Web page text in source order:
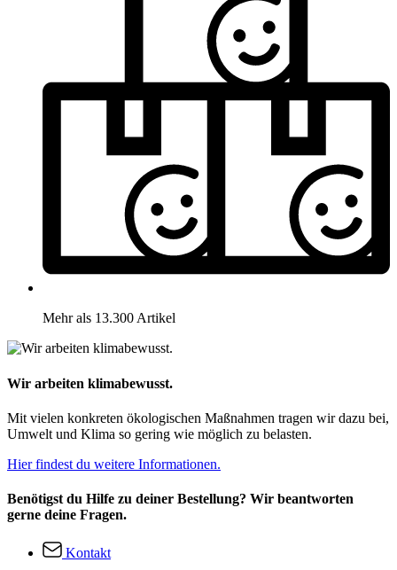
Mehr als 13.300 Artikel
Wir arbeiten klimabewusst.
Mit vielen konkreten ökologischen Maßnahmen tragen wir dazu bei,
Umwelt und Klima so gering wie möglich zu belasten.
Hier findest du weitere Informationen.
Benötigst du Hilfe zu deiner Bestellung? Wir beantworten
gerne deine Fragen.
Kontakt